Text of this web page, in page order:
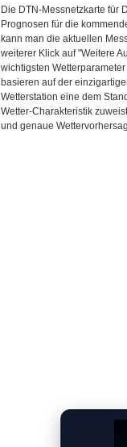
Die DTN-Messnetzkarte für
Prognosen für die
kann man die aktuellen
weiterer Klick auf "Weitere
wichtigsten
basieren auf der
Wetterstation eine dem
Wetter-Charakteristik
und genaue